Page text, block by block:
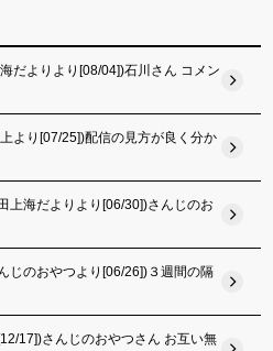
だよりより[08/04])石川さん コメン
より[07/25])配信の見方が良く分か
上海だよりより[06/30])さんじのお
じのおやつより[06/26])３週間の隔
17])さんじのおやつさん お互い無